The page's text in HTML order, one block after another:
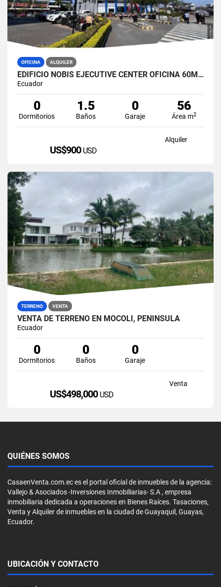
OFICINA ALQUILER
EDIFICIO NOBIS EJECUTIVE CENTER OFICINA 60M2 EN ALQUILER AMOBLADA
Ecuador
0
Dormitorios
1.5
Baños
0
Garaje
56
Área m2
Alquiler
US$900 USD
TERRENO VENTA
VENTA DE TERRENO EN MOCOLI, PENÍNSULA
Ecuador
0
Dormitorios
0
Baños
0
Garaje
Venta
US$498,000 USD
QUIÉNES SOMOS
CasaenVenta.com.ec es el portal oficial de inmuebles de la agencia:
Vallejo & Asociados -Inversiones Inmobiliarias- S.A , empresa
inmobiliaria dedicada a operaciones en Bienes Raíces. Tasaciones,
Venta y Alquiler de inmuebles en la ciudad de Guayaquil, Guayas,
Ecuador.
UBICACIÓN Y CONTACTO